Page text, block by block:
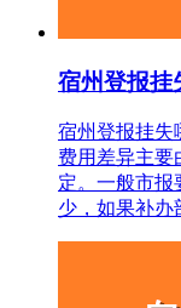
宿州登报挂
宿州登报挂失
费用差异主要
定。一般市报
少，如果补办